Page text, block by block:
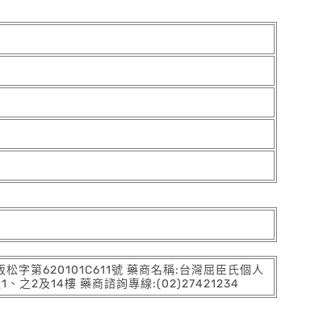
字第620101C611號 藥商名稱:台灣屈臣氏個人
、之2及14樓 藥商諮詢專線:(02)27421234